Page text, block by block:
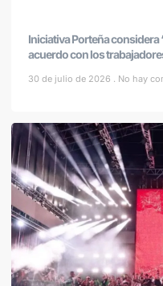
Iniciativa Porteña
acuerdo con los
30 de julio de 2026 No hay